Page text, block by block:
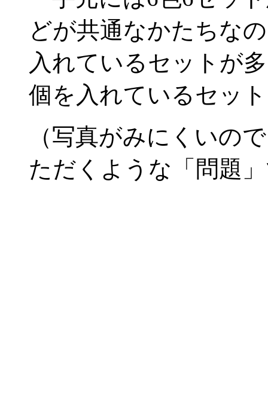
どが共通なかたちな
入れているセットが
個を入れているセッ
（写真がみにくいの
ただくような「問題